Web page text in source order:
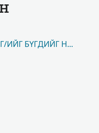
ИЙГ БҮГДИЙГ НЬ ҮЗЭХ